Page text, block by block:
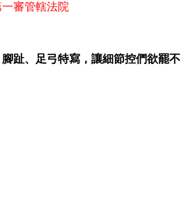
審管轄法院
趾、足弓特寫，讓細節控們欲罷不